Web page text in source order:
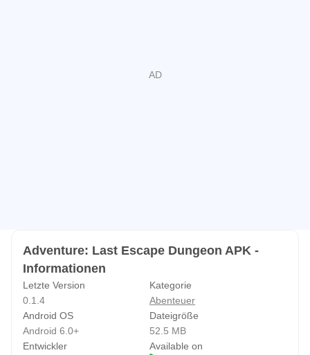
Adventure: Last Escape Dungeon APK -
Informationen
Letzte Version
0.1.4
Kategorie
Abenteuer
Android OS
Android 6.0+
Dateigröße
52.5 MB
Entwickler
Available on